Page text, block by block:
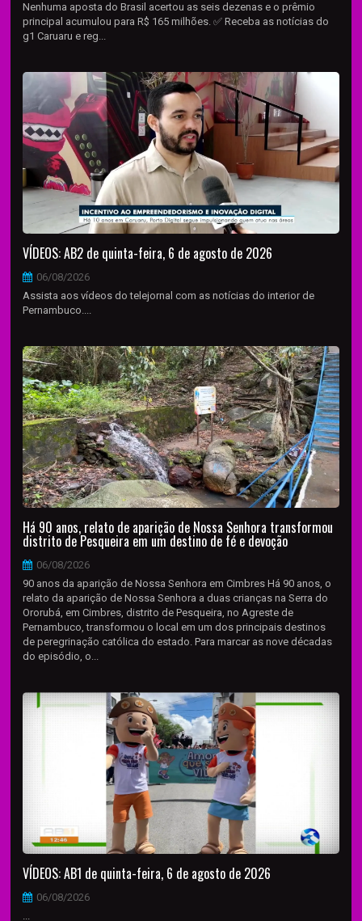
Nenhuma aposta do Brasil acertou as seis dezenas e o prêmio
principal acumulou para R$ 165 milhões. ✅ Receba as notícias do
g1 Caruaru e reg...
VÍDEOS: AB2 de quinta-feira, 6 de agosto de 2026
06/08/2026
Assista aos vídeos do telejornal com as notícias do interior de
Pernambuco....
Há 90 anos, relato de aparição de Nossa Senhora transformou
distrito de Pesqueira em um destino de fé e devoção
06/08/2026
90 anos da aparição de Nossa Senhora em Cimbres Há 90 anos, o
relato da aparição de Nossa Senhora a duas crianças na Serra do
Ororubá, em Cimbres, distrito de Pesqueira, no Agreste de
Pernambuco, transformou o local em um dos principais destinos
de peregrinação católica do estado. Para marcar as nove décadas
do episódio, o...
VÍDEOS: AB1 de quinta-feira, 6 de agosto de 2026
06/08/2026
...